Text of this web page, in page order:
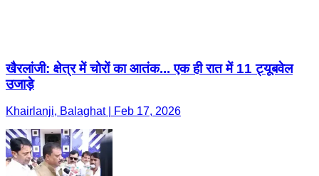
खैरलांजी: क्षेत्र में चोरों का आतंक... एक ही रात में 11 ट्यूबवेल
उजाड़े
Khairlanji, Balaghat | Feb 17, 2026